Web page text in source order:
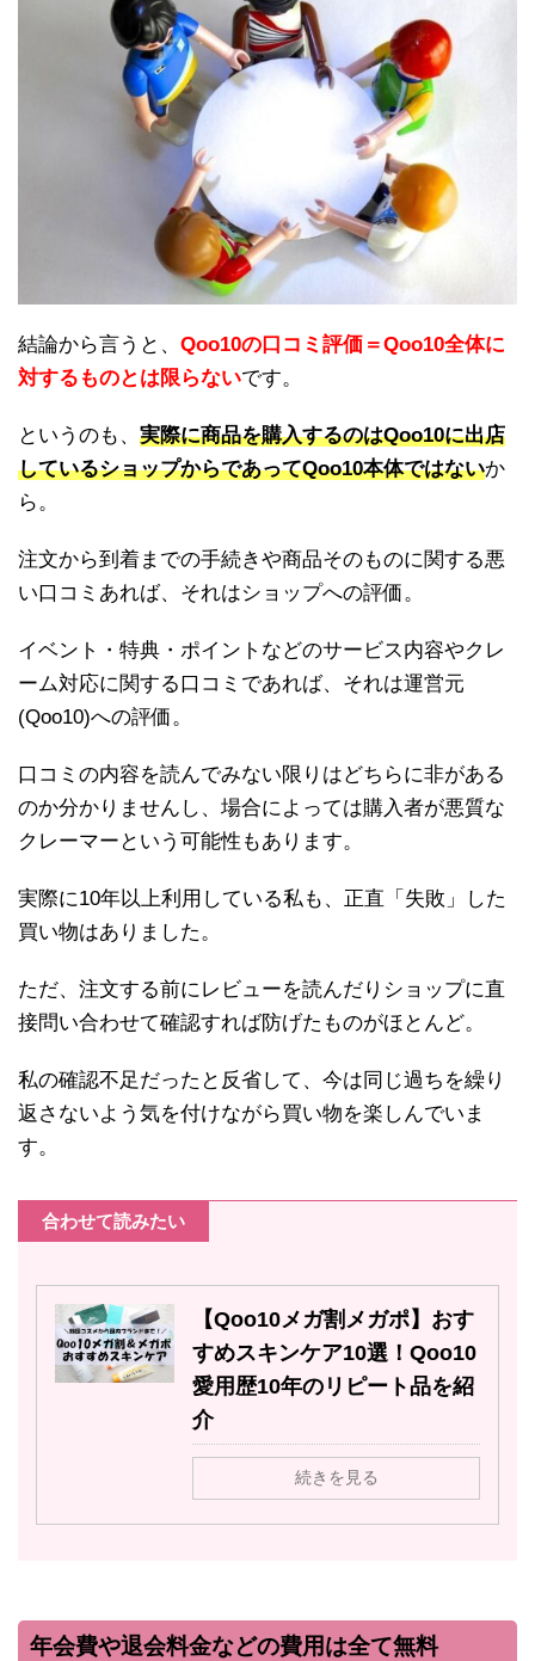
結論から言うと、 Qoo10の口コミ評価＝Qoo10全体に
対するものとは限らないです。
というのも、 実際に商品を購入するのはQoo10に出店
しているショップからであってQoo10本体ではないか
ら。
注文から到着までの手続きや商品そのものに関する悪
い口コミあれば、それはショップへの評価。
イベント・特典・ポイントなどのサービス内容やクレ
ーム対応に関する口コミであれば、それは運営元
(Qoo10)への評価。
口コミの内容を読んでみない限りはどちらに非がある
のか分かりませんし、場合によっては購入者が悪質な
クレーマーという可能性もあります。
実際に10年以上利用している私も、正直「失敗」した
買い物はありました。
ただ、注文する前にレビューを読んだりショップに直
接問い合わせて確認すれば防げたものがほとんど。
私の確認不足だったと反省して、今は同じ過ちを繰り
返さないよう気を付けながら買い物を楽しんでいま
す。
合わせて読みたい
【Qoo10メガ割メガポ】おす
すめスキンケア10選！Qoo10
愛用歴10年のリピート品を紹
介
続きを見る
年会費や退会料金などの費用は全て無料